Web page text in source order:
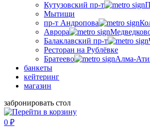
Кутузовский пр-т
Мытищи
пр-т Андропова
Аврора
Балаклавский пр-т
Ресторан на Рублёвке
Братеево
Алма-
банкеты
кейтеринг
магазин
забронировать стол
0 ₽